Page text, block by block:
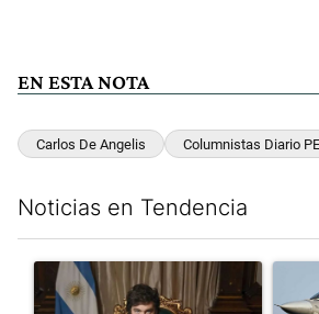
EN ESTA NOTA
Carlos De Angelis Columnistas Diario
Noticias en Tendencia
Un artículo de tendencia con el título